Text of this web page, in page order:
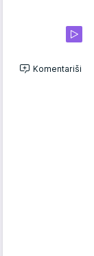
Komentariši